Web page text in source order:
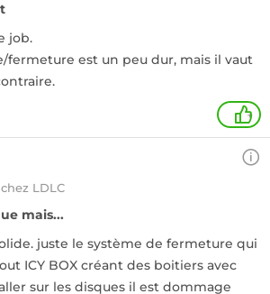
job.
fermeture est un peu dur, mais il vaut
+
LDLC
mais...
juste le système de fermeture qui
ICY BOX créant des boitiers avec
sur les disques il est dommage